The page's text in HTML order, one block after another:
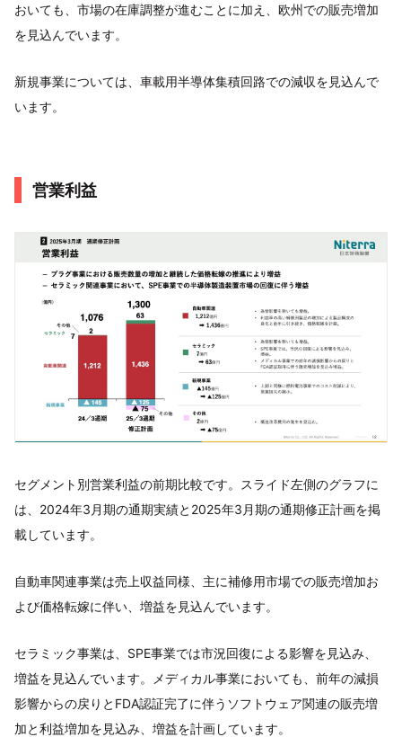
おいても、市場の在庫調整が進むことに加え、欧州での販売増加
を見込んでいます。
新規事業については、車載用半導体集積回路での減収を見込んで
います。
営業利益
セグメント別営業利益の前期比較です。スライド左側のグラフに
は、2024年3月期の通期実績と2025年3月期の通期修正計画を掲
載しています。
自動車関連事業は売上収益同様、主に補修用市場での販売増加お
よび価格転嫁に伴い、増益を見込んでいます。
セラミック事業は、SPE事業では市況回復による影響を見込み、
増益を見込んでいます。メディカル事業においても、前年の減損
影響からの戻りとFDA認証完了に伴うソフトウェア関連の販売増
加と利益増加を見込み、増益を計画しています。